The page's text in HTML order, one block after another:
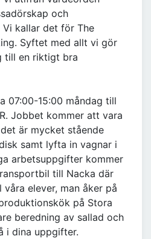
och
Vi kallar det för The
Syftet med allt vi gör
till en riktigt bra
07:00-15:00 måndag till
Jobbet kommer att vara
är mycket stående
samt lyfta in vagnar i
arbetsuppgifter kommer
till Nacka där
elever, man åker på
på Stora
beredning av sallad och
i dina uppgifter.